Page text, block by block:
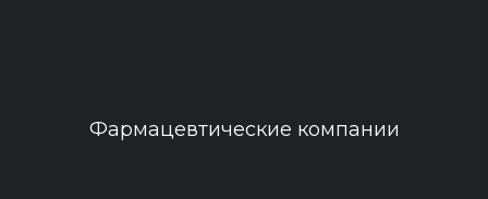
Фармацевтические компании